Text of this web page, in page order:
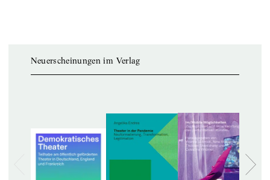
Neuerscheinungen im Verlag